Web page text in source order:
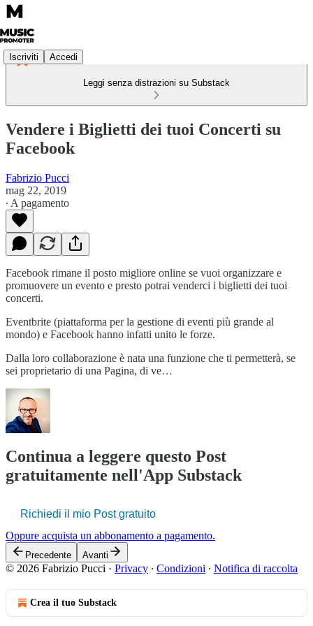
Iscriviti Accedi
Leggi senza distrazioni su Substack
Vendere i Biglietti dei tuoi Concerti su
Facebook
Fabrizio Pucci
mag 22, 2019
∙ A pagamento
Facebook rimane il posto migliore online se vuoi organizzare e
promuovere un evento e presto potrai venderci i biglietti dei tuoi
concerti.
Eventbrite (piattaforma per la gestione di eventi più grande al
mondo) e Facebook hanno infatti unito le forze.
Dalla loro collaborazione è nata una funzione che ti permetterà, se
sei proprietario di una Pagina, di ve…
Continua a leggere questo Post
gratuitamente nell'App Substack
Richiedi il mio Post gratuito
Oppure acquista un abbonamento a pagamento.
Precedente Avanti
© 2026 Fabrizio Pucci · Privacy ∙ Condizioni ∙ Notifica di raccolta
Crea il tuo Substack